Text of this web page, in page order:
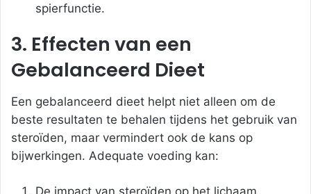
spierfunctie.
3. Effecten van een
Gebalanceerd Dieet
Een gebalanceerd dieet helpt niet alleen om de
beste resultaten te behalen tijdens het gebruik van
steroïden, maar vermindert ook de kans op
bijwerkingen. Adequate voeding kan:
De impact van steroïden op het lichaam